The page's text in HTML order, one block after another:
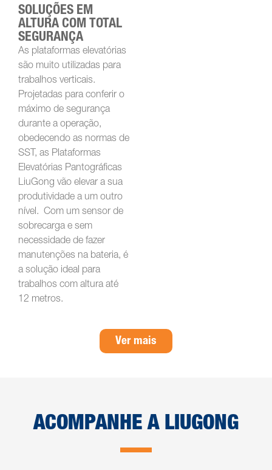
SOLUÇÕES EM
ALTURA COM TOTAL
SEGURANÇA
As plataformas elevatórias
são muito utilizadas para
trabalhos verticais.
Projetadas para conferir o
máximo de segurança
durante a operação,
obedecendo as normas de
SST, as Plataformas
Elevatórias Pantográficas
LiuGong vão elevar a sua
produtividade a um outro
nível. Com um sensor de
sobrecarga e sem
necessidade de fazer
manutenções na bateria, é
a solução ideal para
trabalhos com altura até
12 metros.
Ver mais
ACOMPANHE A LIUGONG